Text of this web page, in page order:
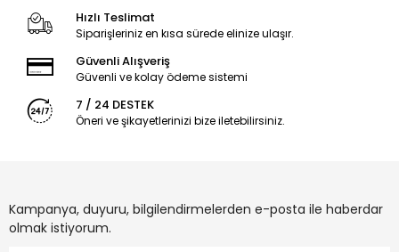
Hızlı Teslimat
Siparişleriniz en kısa sürede elinize ulaşır.
Güvenli Alışveriş
Güvenli ve kolay ödeme sistemi
7 / 24 DESTEK
Öneri ve şikayetlerinizi bize iletebilirsiniz.
Kampanya, duyuru, bilgilendirmelerden e-posta ile haberdar
olmak istiyorum.